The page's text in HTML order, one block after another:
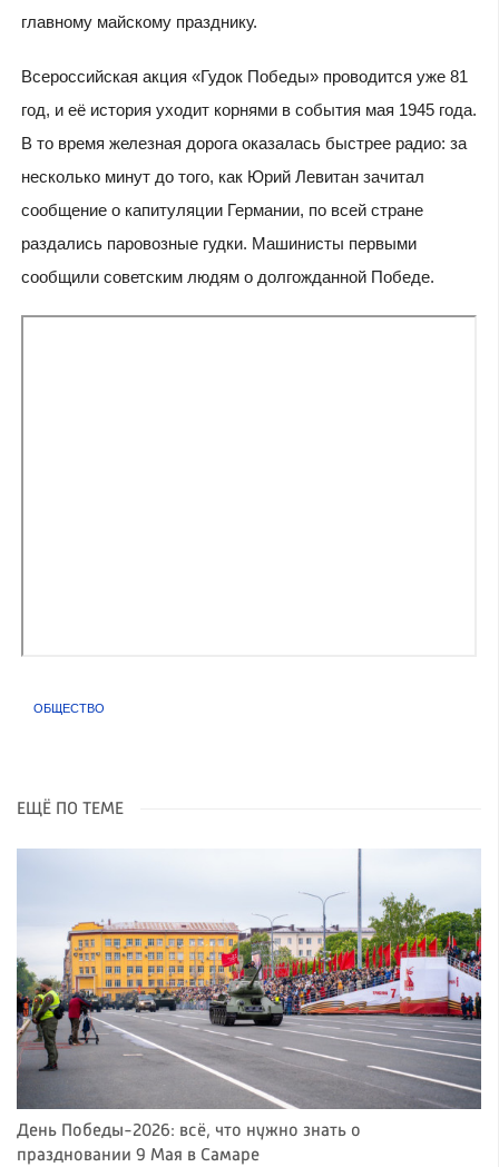
главному майскому празднику.
Всероссийская акция «Гудок Победы» проводится уже 81
год, и её история уходит корнями в события мая 1945 года.
В то время железная дорога оказалась быстрее радио: за
несколько минут до того, как Юрий Левитан зачитал
сообщение о капитуляции Германии, по всей стране
раздались паровозные гудки. Машинисты первыми
сообщили советским людям о долгожданной Победе.
ОБЩЕСТВО
ЕЩЁ ПО ТЕМЕ
День Победы-2026: всё, что нужно знать о
праздновании 9 Мая в Самаре